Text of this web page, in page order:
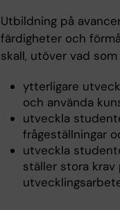
Utbildning på
färdigheter och
skall, utöver vad
ytterligare
och använda
utveckla
frågeställningar
utveckla
ställer stora